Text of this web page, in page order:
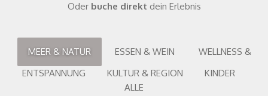
Oder buche direkt dein Erlebnis
MEER & NATUR ESSEN & WEIN
WELLNESS &
ENTSPANNUNG
KULTUR & REGION
KINDER
ALLE